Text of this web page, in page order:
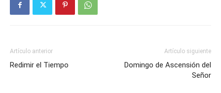
Artículo anterior
Redimir el Tiempo
Artículo siguiente
Domingo de Ascensión del
Señor